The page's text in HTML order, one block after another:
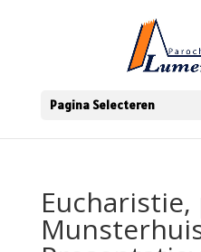
Pagina Selecteren